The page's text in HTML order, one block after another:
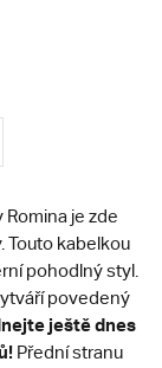
je zde
Touto kabelkou
pohodlný styl.
povedený
ještě dnes
Přední stranu